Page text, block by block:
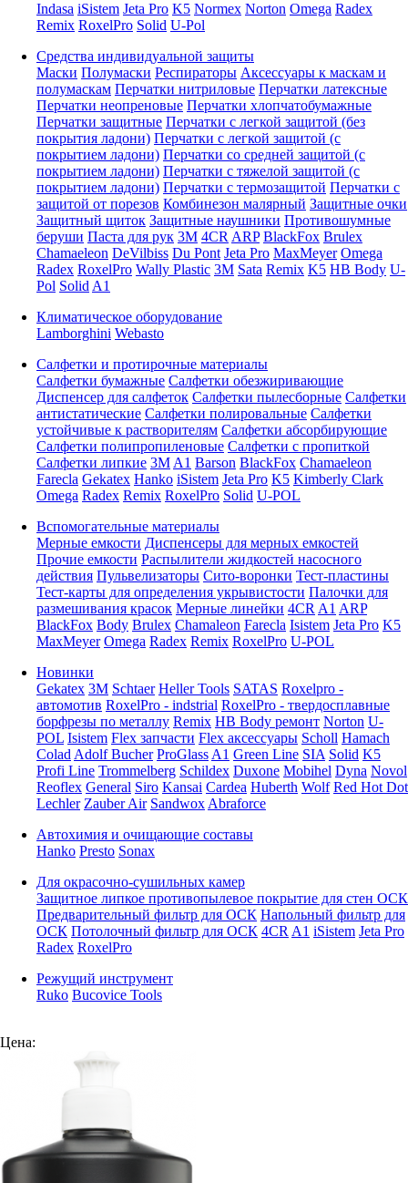
Indasa iSistem Jeta Pro K5 Normex Norton Omega Radex
Remix RoxelPro Solid U-Pol
Средства индивидуальной защиты
Маски Полумаски Респираторы Аксессуары к маскам и
полумаскам Перчатки нитриловые Перчатки латексные
Перчатки неопреновые Перчатки хлопчатобумажные
Перчатки защитные Перчатки с легкой защитой (без
покрытия ладони) Перчатки с легкой защитой (с
покрытием ладони) Перчатки со средней защитой (с
покрытием ладони) Перчатки с тяжелой защитой (с
покрытием ладони) Перчатки с термозащитой Перчатки с
защитой от порезов Комбинезон малярный Защитные очки
Защитный щиток Защитные наушники Противошумные
беруши Паста для рук 3M 4CR ARP BlackFox Brulex
Chamaeleon DeVilbiss Du Pont Jeta Pro MaxMeyer Omega
Radex RoxelPro Wally Plastic 3M Sata Remix K5 HB Body U-
Pol Solid A1
Климатическое оборудование
Lamborghini Webasto
Салфетки и протирочные материалы
Салфетки бумажные Салфетки обезжиривающие
Диспенсер для салфеток Салфетки пылесборные Салфетки
антистатические Салфетки полировальные Салфетки
устойчивые к растворителям Салфетки абсорбирующие
Салфетки полипропиленовые Салфетки с пропиткой
Салфетки липкие 3M A1 Barson BlackFox Chamaeleon
Farecla Gekatex Hanko iSistem Jeta Pro K5 Kimberly Clark
Omega Radex Remix RoxelPro Solid U-POL
Вспомогательные материалы
Мерные емкости Диспенсеры для мерных емкостей
Прочие емкости Распылители жидкостей насосного
действия Пульвелизаторы Сито-воронки Тест-пластины
Тест-карты для определения укрывистости Палочки для
размешивания красок Мерные линейки 4CR A1 ARP
BlackFox Body Brulex Chamaleon Farecla Isistem Jeta Pro K5
MaxMeyer Omega Radex Remix RoxelPro U-POL
Новинки
Gekatex 3M Schtaer Heller Tools SATAS Roxelpro -
автомотив RoxelPro - indstrial RoxelPro - твердосплавные
борфрезы по металлу Remix HB Body ремонт Norton U-
POL Isistem Flex запчасти Flex аксессуары Scholl Hamach
Colad Adolf Bucher ProGlass A1 Green Line SIA Solid K5
Profi Line Trommelberg Schildex Duxone Mobihel Dyna Novol
Reoflex General Siro Kansai Cardea Huberth Wolf Red Hot Dot
Lechler Zauber Air Sandwox Abraforce
Автохимия и очищающие составы
Hanko Presto Sonax
Для окрасочно-сушильных камер
Защитное липкое противопылевое покрытие для стен ОСК
Предварительный фильтр для ОСК Напольный фильтр для
ОСК Потолочный фильтр для ОСК 4CR A1 iSistem Jeta Pro
Radex RoxelPro
Режущий инструмент
Ruko Bucovice Tools
Цена: